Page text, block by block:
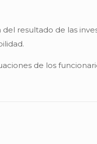
resultado de las
de los